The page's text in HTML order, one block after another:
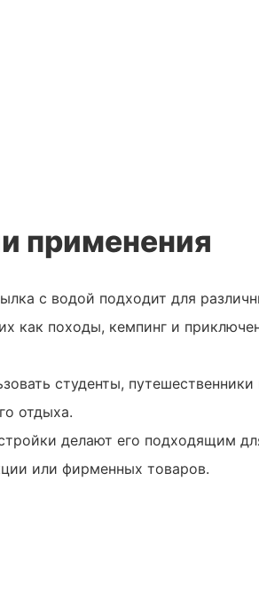
применения
с водой подходит для
как походы, кемпинг и
студенты, путешественники
отдыха.
делают его подходящим
или фирменных товаров.